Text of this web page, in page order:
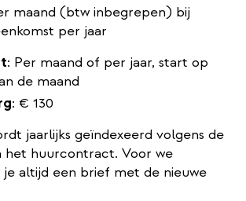
maand (btw inbegrepen) bij
per jaar
: Per maand of per jaar, start op
de maand
: € 130
jaarlijks geïndexeerd volgens de
het huurcontract. Voor we
je altijd een brief met de nieuwe